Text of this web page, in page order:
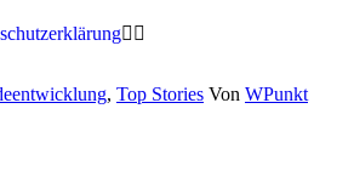
, Top Stories Von WPunkt